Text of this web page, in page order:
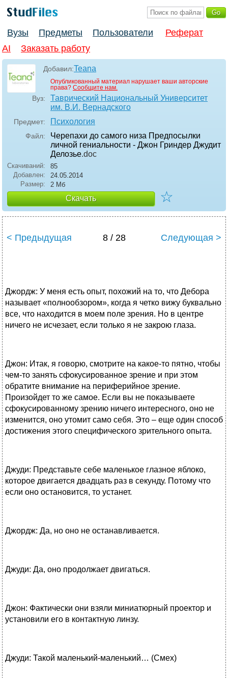
Вузы Предметы Пользователи
Реферат
AI
Заказать работу
Добавил:Teana
Опубликованный материал нарушает ваши авторские
права? Сообщите нам.
Вуз:
Таврический Национальный Университет
им. В.И. Вернадского
Предмет: Психология
Файл:
Черепахи до самого низа Предпосылки
личной гениальности - Джон Гриндер Джудит
Делозье.doc
Скачиваний:
85
Добавлен:
24.05.2014
Размер:
2 Мб
Скачать ☆
< Предыдущая 8 / 28 Следующая >
Джордж: У меня есть опыт, похожий на то, что Дебора
называет «полнообзором», когда я четко вижу буквально
все, что находится в моем поле зрения. Но в центре
ничего не исчезает, если только я не закрою глаза.
Джон: Итак, я говорю, смотрите на какое-то пятно, чтобы
чем-то занять сфокусированное зрение и при этом
обратите внимание на периферийное зрение.
Произойдет то же самое. Если вы не показываете
сфокусированному зрению ничего интересного, оно не
изменится, оно утомит само себя. Это – еще один способ
достижения этого специфического зрительного опыта.
Джуди: Представьте себе маленькое глазное яблоко,
которое двигается двадцать раз в секунду. Потому что
если оно остановится, то устанет.
Джордж: Да, но оно не останавливается.
Джуди: Да, оно продолжает двигаться.
Джон: Фактически они взяли миниатюрный проектор и
установили его в контактную линзу.
Джуди: Такой маленький-маленький… (Смех)